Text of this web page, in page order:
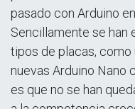
pasado con Arduino
Sencillamente se han
tipos de placas, como
nuevas Arduino Nano
es que no se han